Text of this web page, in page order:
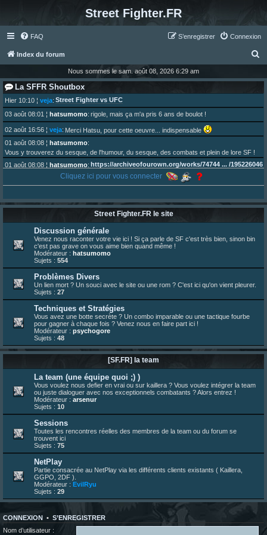
Street Fighter.FR
FAQ Connexion
S’enregistrer
Index du forum
c
e
Nous sommes le sam. août 08, 2026 6:29 am
La SFFR Shoutbox
Hier 10:10 ¦ veja: Street Fighter vs UFC
03 août 08:01 ¦ hatsumomo: rigole, mais ça m'a pris 6 ans de boulot !
02 août 16:56 ¦ veja: Merci Hatsu, pour cette oeuvre... indispensable
01 août 08:08 ¦ hatsumomo:
Vous y trouverez du sesque, de l'humour, du sesque, des combats et plein de lore SF !
01 août 08:08 ¦ hatsumomo: https://archiveofourown.org/works/74744 ... /195226046
hatsumomo :
Aujourd'hui, c'est le yaoi day. Pour la peine je reposte ma dernière fic.
30 juil. 07:22¦hatsumomo:
Un futur indispensable :https://x.com/preterniadotcom/status/20 ... 8820352079
26 juil. 22:09¦hatsumomo:bio de Alex en ligne les gens !
13 juil. 09:53¦hatsumomo:
bonjour les amis, je viens de poster ma 1e review de figurine !
23 juin 10:36¦indy:une très chouette SFFR shoutbox !
23 juin 07:30
hatsumomo
23 juin 07:26¦hatsumomo :shoutbox réinitialisée
22 juin 12:27¦indy:Yo !
22 juin 08:49¦veja:Yo
Cliquez ici pour vous connecter
Street Fighter.FR le site
Discussion générale
Venez nous raconter votre vie ici ! Si ça parle de SF c'est très bien, sinon bin
c'est pas grave on vous aime bien quand même !
Modérateur : hatsumomo
Sujets : 554
Problèmes Divers
Un lien mort ? Un souci avec le site ou une rom ? C'est ici qu'on vient pleurer.
Sujets : 27
Techniques et Stratégies
Vous avez une botte secrète ? Un combo imparable ou une tactique fourbe
pour gagner à chaque fois ? Venez nous en faire part ici !
Modérateur : psychogore
Sujets : 48
[SF.FR] la team
La team (une équipe quoi ;) )
Vous voulez nous defier en vrai ou sur kaillera ? Vous voulez intégrer la team
ou juste dialoguer avec nos exceptionnels combatants ? Alors entrez !
Modérateur : arsenur
Sujets : 10
Sessions
Toutes les rencontres réelles des membres de la team ou du forum se
trouvent ici
Sujets : 75
NetPlay
Partie consacrée au NetPlay via les différents clients existants ( Kaillera,
GGPO, 2DF ).
Modérateur : EvilRyu
Sujets : 29
CONNEXION • S’ENREGISTRER
Nom d’utilisateur :